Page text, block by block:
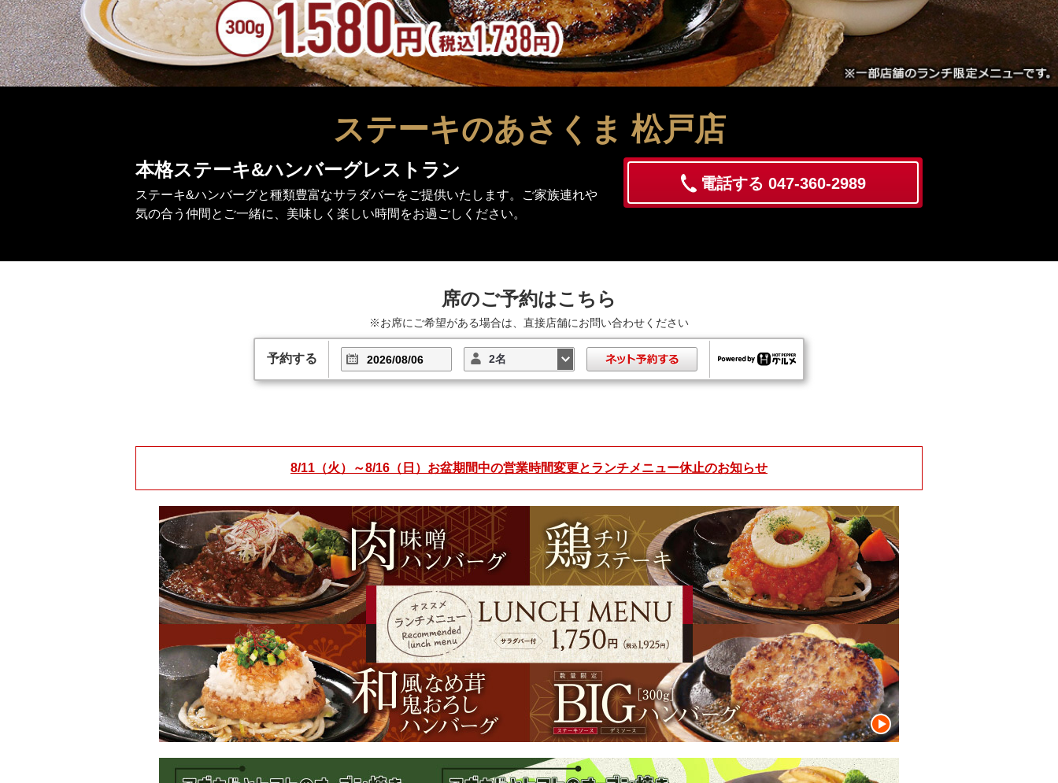
ステーキのあさくま松戸店
本格ステーキ&ハンバーグレストラン
ステーキ&ハンバーグと種類豊富なサラダバーをご提供いたします。ご家族連れや
気の合う仲間とご一緒に、美味しく楽しい時間をお過ごしください。
電話する 047-360-2989
席のご予約はこちら
※お席にご希望がある場合は、直接店舗にお問い合わせください
予約する 2名
8/11（火）～8/16（日）お盆期間中の営業時間変更とランチメニュー休止のお知らせ